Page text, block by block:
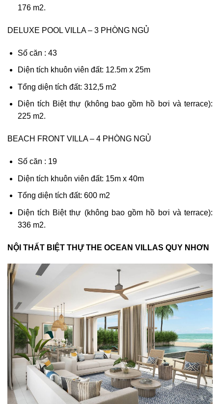
176 m2.
DELUXE POOL VILLA – 3 PHÒNG NGỦ
Số căn : 43
Diện tích khuôn viên đất: 12.5m x 25m
Tổng diện tích đất: 312,5 m2
Diện tích Biệt thự (không bao gồm hồ bơi và terrace):
225 m2.
BEACH FRONT VILLA – 4 PHÒNG NGỦ
Số căn : 19
Diện tích khuôn viên đất: 15m x 40m
Tổng diện tích đất: 600 m2
Diện tích Biệt thự (không bao gồm hồ bơi và terrace):
336 m2.
NỘI THẤT BIỆT THỰ THE OCEAN VILLAS QUY NHƠN